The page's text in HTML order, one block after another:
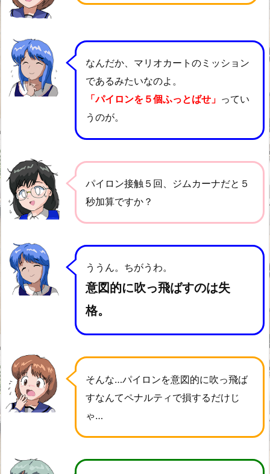
なんだか、マリオカートのミッション
であるみたいなのよ。
「パイロンを５個ふっとばせ」 ってい
うのが。
パイロン接触５回、ジムカーナだと５
秒加算ですか？
ううん。ちがうわ。
意図的に吹っ飛ばすのは失
格。
そんな…パイロンを意図的に吹っ飛ば
すなんてペナルティで損するだけじ
ゃ…